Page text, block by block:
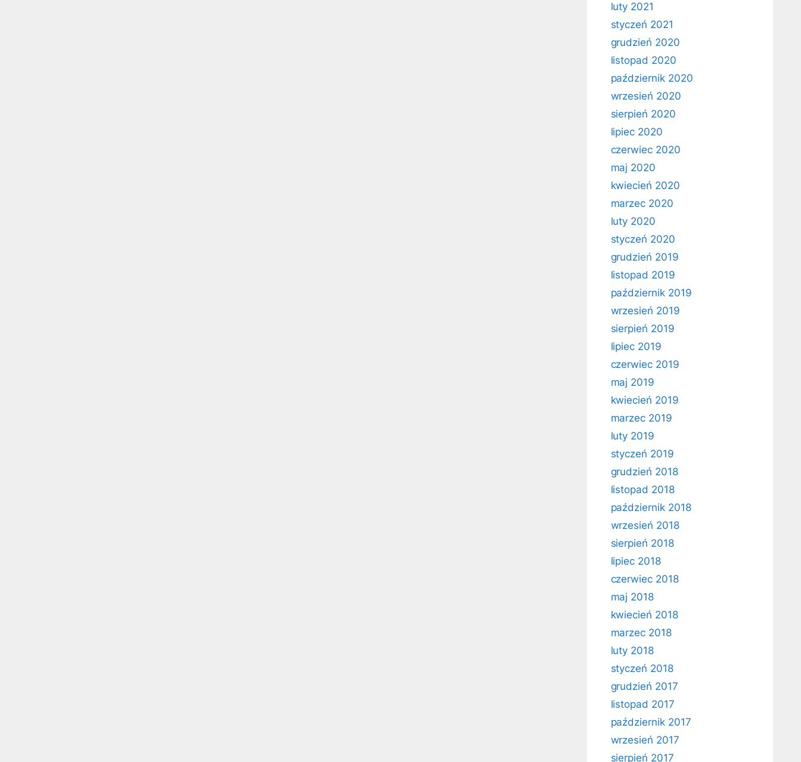
luty 2021
styczeń 2021
grudzień 2020
listopad 2020
październik 2020
wrzesień 2020
sierpień 2020
lipiec 2020
czerwiec 2020
maj 2020
kwiecień 2020
marzec 2020
luty 2020
styczeń 2020
grudzień 2019
listopad 2019
październik 2019
wrzesień 2019
sierpień 2019
lipiec 2019
czerwiec 2019
maj 2019
kwiecień 2019
marzec 2019
luty 2019
styczeń 2019
grudzień 2018
listopad 2018
październik 2018
wrzesień 2018
sierpień 2018
lipiec 2018
czerwiec 2018
maj 2018
kwiecień 2018
marzec 2018
luty 2018
styczeń 2018
grudzień 2017
listopad 2017
październik 2017
wrzesień 2017
sierpień 2017